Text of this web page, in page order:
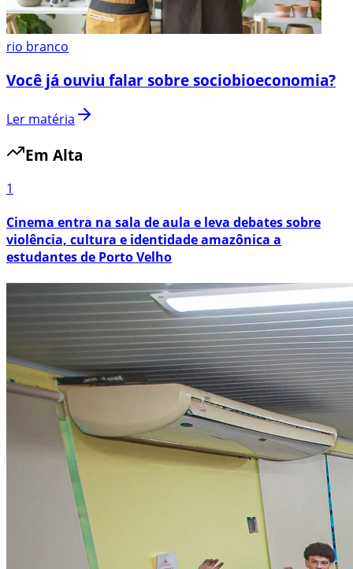
rio branco
Você já ouviu falar sobre sociobioeconomia?
Ler matéria
Em Alta
1
Cinema entra na sala de aula e leva debates sobre
violência, cultura e identidade amazônica a
estudantes de Porto Velho